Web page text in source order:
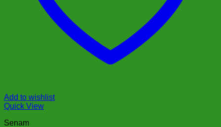
Add to wishlist
Quick View
Senam